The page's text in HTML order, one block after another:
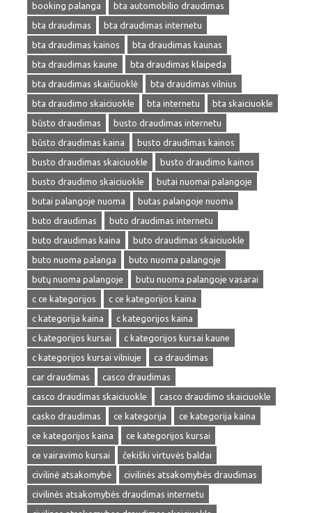
booking palanga
bta automobilio draudimas
bta draudimas
bta draudimas internetu
bta draudimas kainos
bta draudimas kaunas
bta draudimas kaune
bta draudimas klaipeda
bta draudimas skaičiuoklė
bta draudimas vilnius
bta draudimo skaiciuokle
bta internetu
bta skaiciuokle
būsto draudimas
busto draudimas internetu
būsto draudimas kaina
busto draudimas kainos
busto draudimas skaiciuokle
busto draudimo kainos
busto draudimo skaiciuokle
butai nuomai palangoje
butai palangoje nuoma
butas palangoje nuoma
buto draudimas
buto draudimas internetu
buto draudimas kaina
buto draudimas skaiciuokle
buto nuoma palanga
buto nuoma palangoje
butų nuoma palangoje
butu nuoma palangoje vasarai
c ce kategorijos
c ce kategorijos kaina
c kategorija kaina
c kategorijos kaina
c kategorijos kursai
c kategorijos kursai kaune
c kategorijos kursai vilniuje
ca draudimas
car draudimas
casco draudimas
casco draudimas skaiciuokle
casco draudimo skaiciuokle
casko draudimas
ce kategorija
ce kategorija kaina
ce kategorijos kaina
ce kategorijos kursai
ce vairavimo kursai
čekiški virtuvės baldai
civilinė atsakomybė
civilinės atsakomybės draudimas
civilinės atsakomybės draudimas internetu